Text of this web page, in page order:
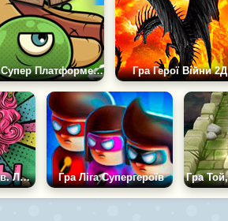
Гра Супер Платформер 2Д Гра Герої Війни 2Д
Гра Збірник Тестів. Любов, Друзі, Стосунки Гра Ліга Супергероїв